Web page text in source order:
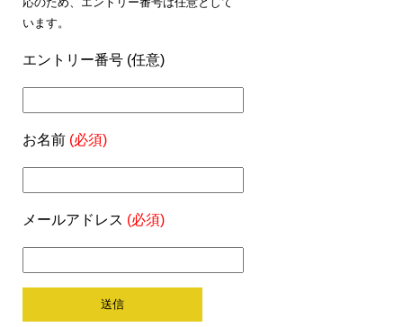
います。
エントリー番号 (任意)
お名前 (必須)
メールアドレス (必須)